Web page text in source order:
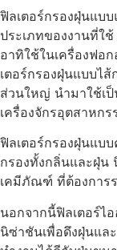
ฟิลเตอร์กรองฝุ่นแบ
ประเภทของงานที่ใ
อาทิใช้ในเครื่องฟอ
เตอร์กรองฝุ่นแบบไส้
ส่วนใหญ่ นำมาใช้เ
เครื่องจักรอุตสาหกร
ฟิลเตอร์กรองฝุ่นแบ
กรองทั้งกลิ่นและฝุ่น
เคมีภัณฑ์ ที่ต้องการ
นอกจากนี้ฟิลเตอร์ไ
นิซ่าชันเพื่อดึงฝุ่นแล